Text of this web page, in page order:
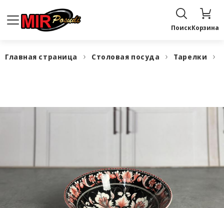
ПоискКорзина
Главная страница Столовая посуда Тарелки